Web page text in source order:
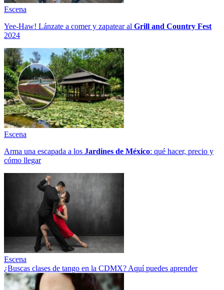
Escena
Yee-Haw! Lánzate a comer y zapatear al Grill and Country Fest
2024
Escena
Arma una escapada a los Jardines de México: qué hacer, precio y
cómo llegar
Escena
¿Buscas clases de tango en la CDMX? Aquí puedes aprender